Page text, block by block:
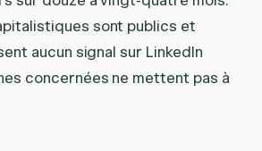
sont publics et
aucun signal sur LinkedIn
concernées ne mettent pas à